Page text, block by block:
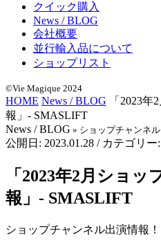
クイック購入
News / BLOG
会社概要
並行輸入品について
ショップリスト
©Vie Magique 2024
HOME News / BLOG
「2023
報」- SMASLIFT
News / BLOG » ショップチャンネル
公開日: 2023.01.28 / カテゴリー:
「2023年2月ショ
報」- SMASLIFT
ショップチャンネル出演情報！